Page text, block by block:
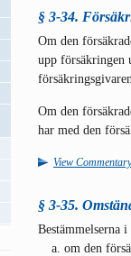
§ 3-34.
Om den
upp försäkringen
Om den
har med den
View Commentary
§ 3-35.
om den